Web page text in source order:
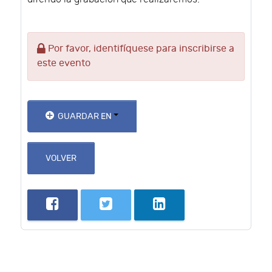
Por favor, identifíquese para inscribirse a
este evento
GUARDAR EN
VOLVER